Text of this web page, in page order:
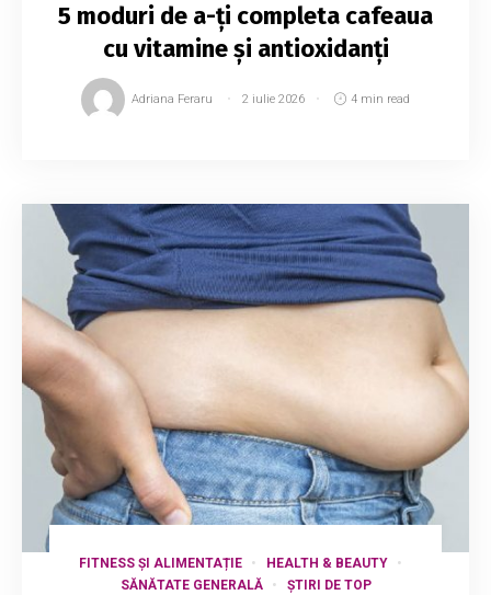
5 moduri de a-ți completa cafeaua
cu vitamine și antioxidanți
Adriana Feraru 2 iulie 2026 4 min read
FITNESS ȘI ALIMENTAȚIE
HEALTH & BEAUTY
SĂNĂTATE GENERALĂ
ȘTIRI DE TOP